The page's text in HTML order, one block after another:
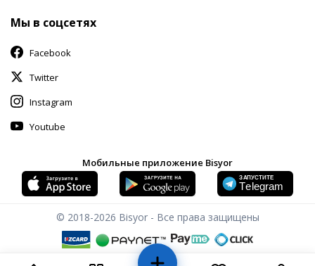
Мы в соцсетях
Facebook
Twitter
Instagram
Youtube
Мобильные приложение Bisyor
© 2018-2026 Bisyor - Все права защищены